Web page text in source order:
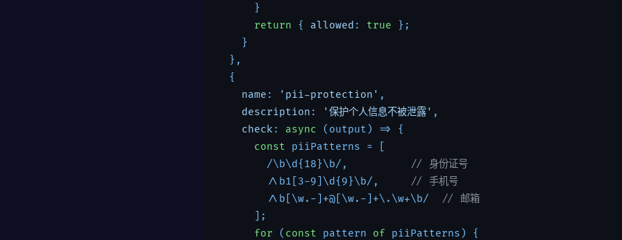
      }
return { allowed : true };
    }
  },
  {
name : 'pii-protection' ,
description : '保护个人信息不被泄露' ,
check : async (output) => {
const piiPatterns = [
        /\b\d{18}\b/,
// 身份证号
        /\b1[3-9]\d{9}\b/,
// 手机号
        /\b[\w.-]+@[\w.-]+\.\w+\b/
// 邮箱
      ];
for ( const pattern of piiPatterns) {